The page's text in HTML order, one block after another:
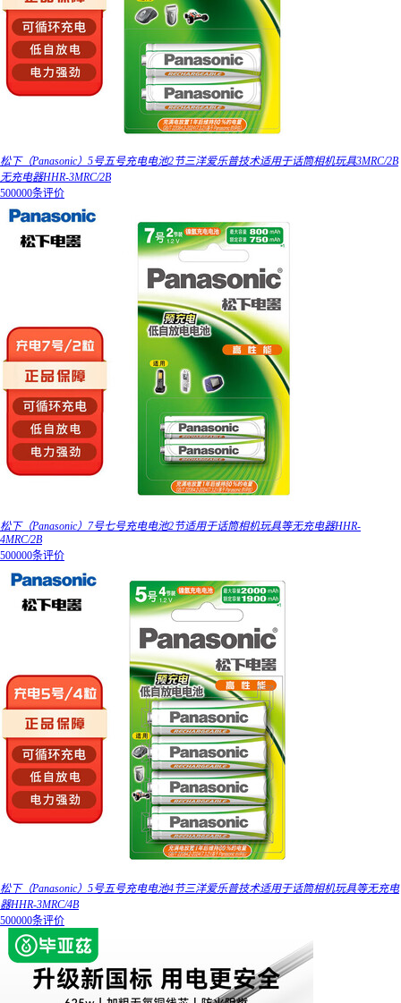
松下（Panasonic）5号五号充电电池2节三洋爱乐普技术适用于话筒相机玩具3MRC/2B
无充电器HHR-3MRC/2B
500000条评价
松下（Panasonic）7号七号充电电池2节适用于话筒相机玩具等无充电器HHR-
4MRC/2B
500000条评价
松下（Panasonic）5号五号充电电池4节三洋爱乐普技术适用于话筒相机玩具等无充电
器HHR-3MRC/4B
500000条评价